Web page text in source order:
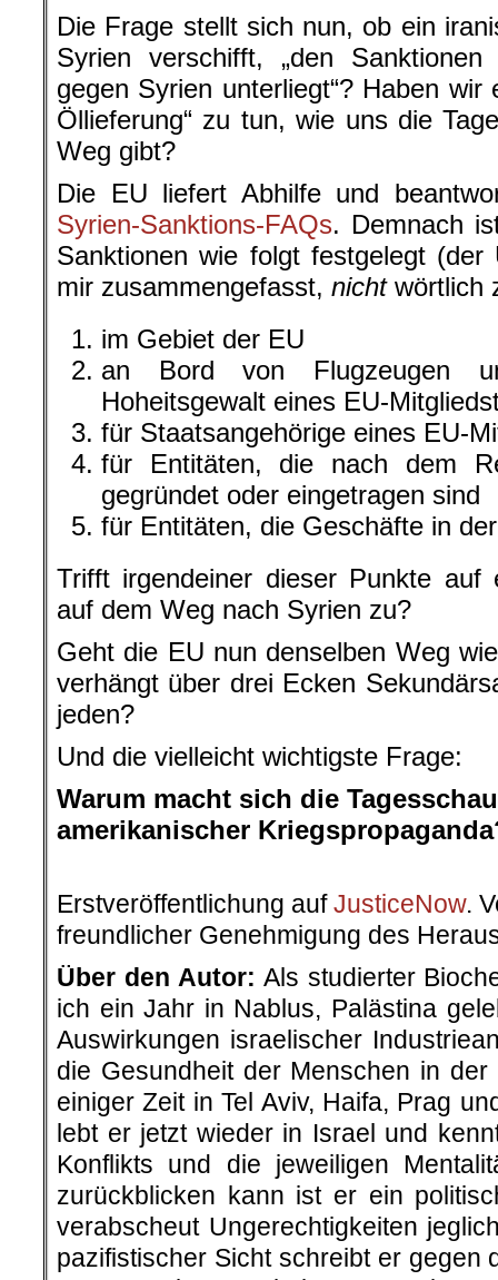
Die Frage stellt sich nun, ob ein
Syrien verschifft, „den
gegen Syrien unterliegt“? Haben wir
Öllieferung“ zu tun, wie uns die
Weg gibt?
Die EU liefert Abhilfe und
Syrien-Sanktions-FAQs. Demnach
Sanktionen wie folgt festgelegt
mir zusammengefasst, nichtwörtlich
im Gebiet der EU
an Bord von Flugzeugen
Hoheitsgewalt eines EU-
für Staatsangehörige eines EU-
für Entitäten, die nach dem
gegründet oder eingetragen sind
für Entitäten, die Geschäfte in
Trifft irgendeiner dieser Punkte auf
auf dem Weg nach Syrien zu?
Geht die EU nun denselben Weg
verhängt über drei Ecken
jeden?
Und die vielleicht wichtigste Frage:
Warum macht sich die
amerikanischer
Erstveröffentlichung aufJusticeNow.
freundlicher Genehmigung des
Über den Autor: Als studierter
ich ein Jahr in Nablus, Palästina
Auswirkungen israelischer
die Gesundheit der Menschen in
einiger Zeit in Tel Aviv, Haifa, Prag
lebt er jetzt wieder in Israel und
Konflikts und die jeweiligen
zurückblicken kann ist er ein
verabscheut Ungerechtigkeiten
pazifistischer Sicht schreibt er gegen